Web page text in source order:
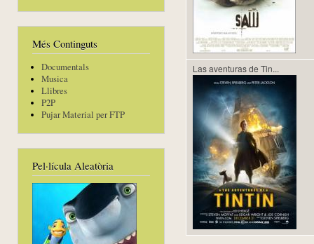
Més Continguts
Documentals
Musica
Llibres
P2P
Pujar Material per FTP
Pel·lícula Aleatòria
Las aventuras de Tin...